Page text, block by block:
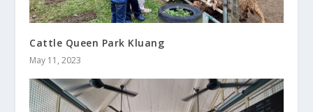
Cattle Queen Park Kluang
May 11, 2023